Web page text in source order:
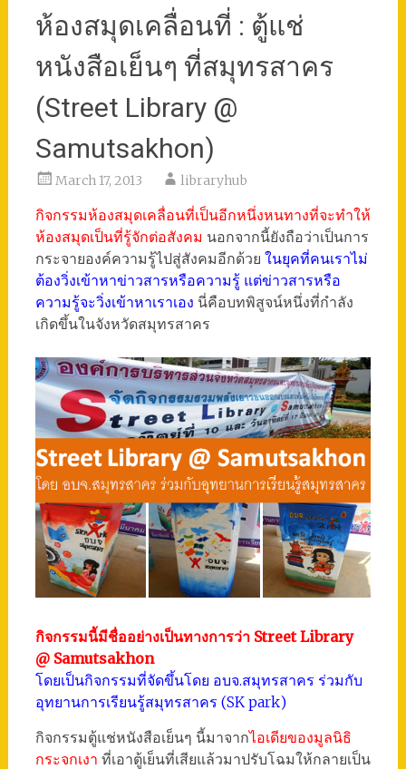
ห้องสมุดเคลื่อนที่ : ตู้แช่
หนังสือเย็นๆ ที่สมุทรสาคร
(Street Library @
Samutsakhon)
March 17, 2013 libraryhub
กิจกรรมห้องสมุดเคลื่อนที่เป็นอีกหนึ่งหนทางที่จะทำให้
ห้องสมุดเป็นที่รู้จักต่อสังคม นอกจากนี้ยังถือว่าเป็นการ
กระจายองค์ความรู้ไปสู่สังคมอีกด้วย ในยุคที่คนเราไม่
ต้องวิ่งเข้าหาข่าวสารหรือความรู้ แต่ข่าวสารหรือ
ความรู้จะวิ่งเข้าหาเราเอง นี่คือบทพิสูจน์หนึ่งที่กำลัง
เกิดขึ้นในจังหวัดสมุทรสาคร
กิจกรรมนี้มีชื่ออย่างเป็นทางการว่า Street Library
@ Samutsakhon
โดยเป็นกิจกรรมที่จัดขึ้นโดย อบจ.สมุทรสาคร ร่วมกับ
อุทยานการเรียนรู้สมุทรสาคร (SK park)
กิจกรรมตู้แช่หนังสือเย็นๆ นี้มาจากไอเดียของมูลนิธิ
กระจกเงา ที่เอาตู้เย็นที่เสียแล้วมาปรับโฉมให้กลายเป็น